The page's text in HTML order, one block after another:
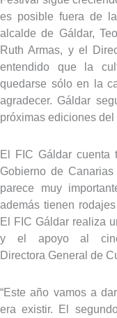
es posible fuera de
alcalde de Gáldar,
Ruth Armas, y el
entendido que la
quedarse sólo en la
agradecer. Gáldar
próximas ediciones del
El FIC Gáldar cuenta
Gobierno de
parece muy
además tienen
El FIC Gáldar realiza
y el apoyo al
Directora General de
“Este año vamos a
era existir. El